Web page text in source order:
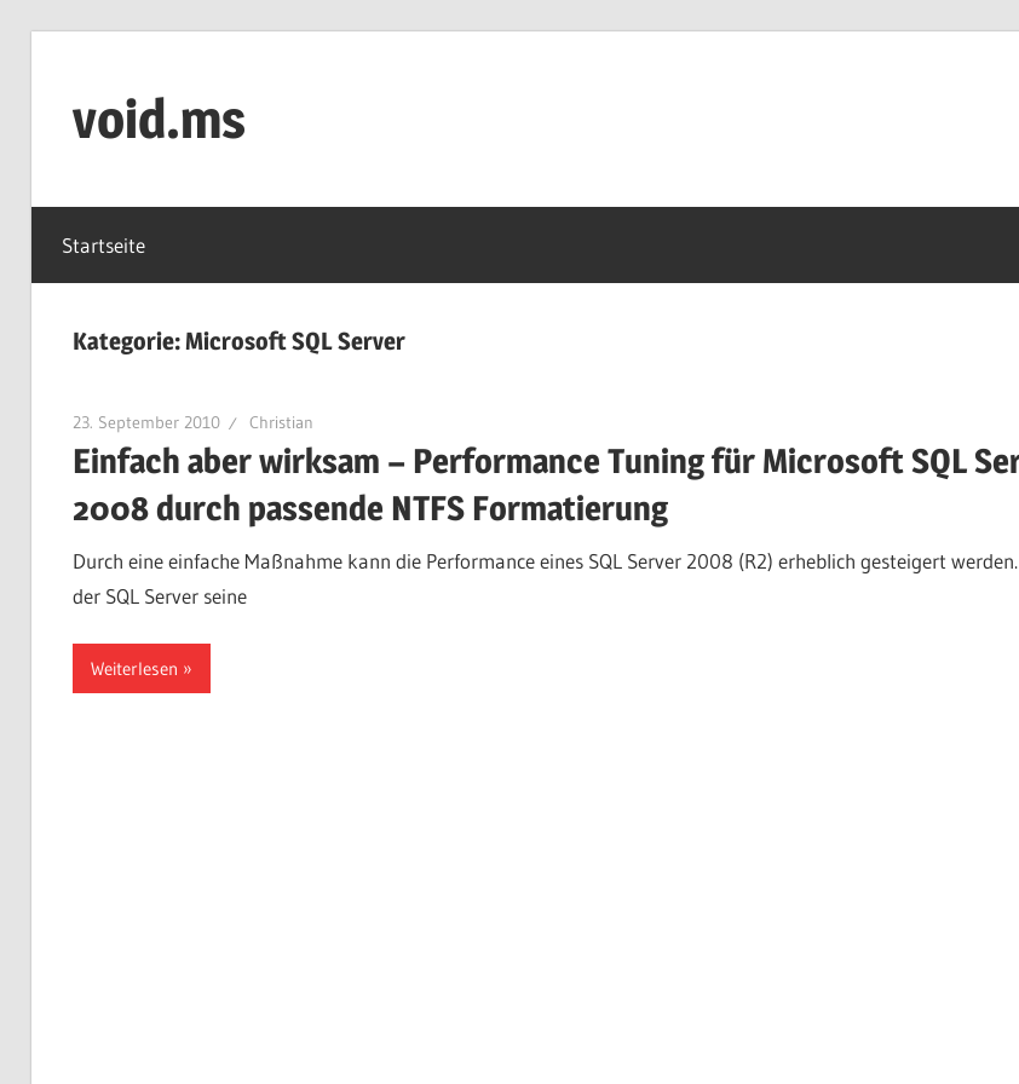
springenvoid.ms
of
void
Startseite
Kategorie:Microsoft SQL Server
23. September 2010 Christian
Einfach aber wirksam – Performance Tuning für Microsoft SQL
2008 durch passende NTFS Formatierung
Durch eine einfache Maßnahme kann die Performance eines SQL Server 2008 (R2) erheblich gesteigert
der SQL Server seine
Weiterlesen